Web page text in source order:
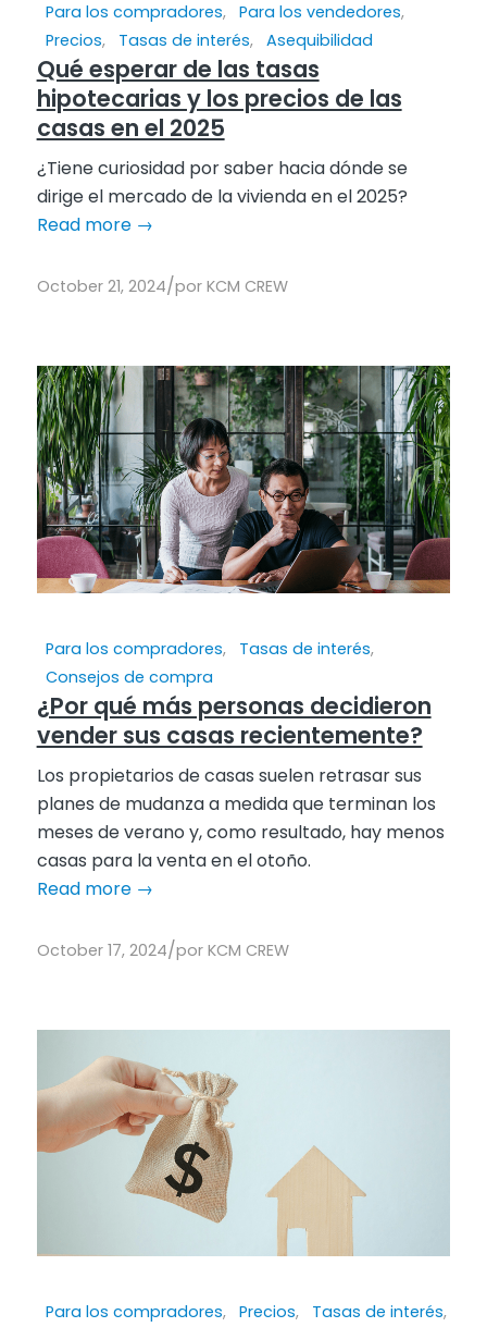
Para los compradores, Para los vendedores,
Precios, Tasas de interés, Asequibilidad
Qué esperar de las tasas
hipotecarias y los precios de las
casas en el 2025
¿Tiene curiosidad por saber hacia dónde se
dirige el mercado de la vivienda en el 2025?
Read more→
October 21, 2024/por KCM CREW
Para los compradores, Tasas de interés,
Consejos de compra
¿Por qué más personas decidieron
vender sus casas recientemente?
Los propietarios de casas suelen retrasar sus
planes de mudanza a medida que terminan los
meses de verano y, como resultado, hay menos
casas para la venta en el otoño.
Read more→
October 17, 2024/por KCM CREW
Para los compradores, Precios, Tasas de interés,